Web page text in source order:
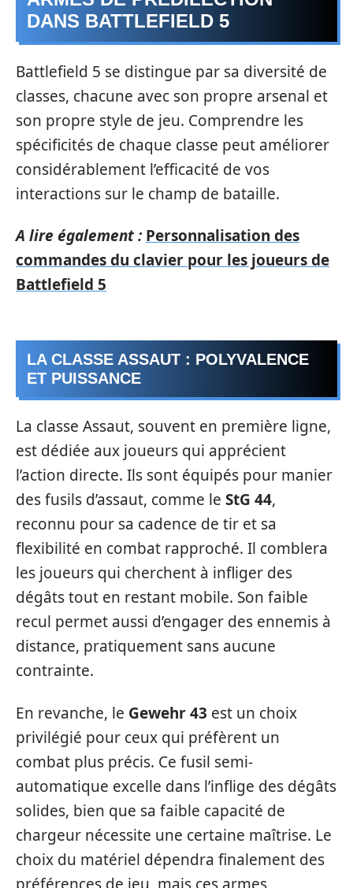
DANS BATTLEFIELD 5
Battlefield 5 se distingue par sa diversité de
classes, chacune avec son propre arsenal et
son propre style de jeu. Comprendre les
spécificités de chaque classe peut améliorer
considérablement l’efficacité de vos
interactions sur le champ de bataille.
A lire également : Personnalisation des
commandes du clavier pour les joueurs de
Battlefield 5
LA CLASSE ASSAUT : POLYVALENCE
ET PUISSANCE
La classe Assaut, souvent en première ligne,
est dédiée aux joueurs qui apprécient
l’action directe. Ils sont équipés pour manier
des fusils d’assaut, comme le StG 44,
reconnu pour sa cadence de tir et sa
flexibilité en combat rapproché. Il comblera
les joueurs qui cherchent à infliger des
dégâts tout en restant mobile. Son faible
recul permet aussi d’engager des ennemis à
distance, pratiquement sans aucune
contrainte.
En revanche, le Gewehr 43 est un choix
privilégié pour ceux qui préfèrent un
combat plus précis. Ce fusil semi-
automatique excelle dans l’inflige des dégâts
solides, bien que sa faible capacité de
chargeur nécessite une certaine maîtrise. Le
choix du matériel dépendra finalement des
préférences de jeu, mais ces armes